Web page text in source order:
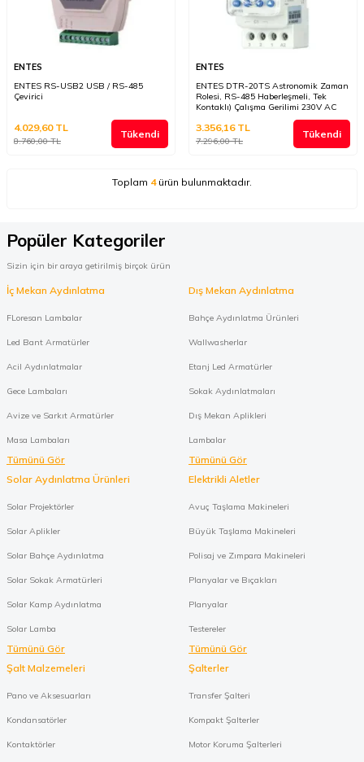
ENTES
ENTES RS-USB2 USB / RS-485
Çevirici
8.760,00TL
4.029,60TL Tükendi
ENTES
ENTES DTR-20TS Astronomik Zaman
Rolesi, RS-485 Haberleşmeli, Tek
Kontaklı) Çalışma Gerilimi 230V AC
7.296,00TL
3.356,16TL Tükendi
Toplam 4ürün bulunmaktadır.
Popüler Kategoriler
Sizin için bir araya getirilmiş birçok ürün
İç Mekan Aydınlatma
FLoresan Lambalar
Led Bant Armatürler
Acil Aydınlatmalar
Gece Lambaları
Avize ve Sarkıt Armatürler
Masa Lambaları
Tümünü Gör
Dış Mekan Aydınlatma
Bahçe Aydınlatma Ürünleri
Wallwasherlar
Etanj Led Armatürler
Sokak Aydınlatmaları
Dış Mekan Aplikleri
Lambalar
Tümünü Gör
Solar Aydınlatma Ürünleri
Solar Projektörler
Solar Aplikler
Solar Bahçe Aydınlatma
Solar Sokak Armatürleri
Solar Kamp Aydınlatma
Solar Lamba
Tümünü Gör
Elektrikli Aletler
Avuç Taşlama Makineleri
Büyük Taşlama Makineleri
Polisaj ve Zımpara Makineleri
Planyalar ve Bıçakları
Planyalar
Testereler
Tümünü Gör
Şalt Malzemeleri
Pano ve Aksesuarları
Kondansatörler
Kontaktörler
Şalterler
Transfer Şalteri
Kompakt Şalterler
Motor Koruma Şalterleri